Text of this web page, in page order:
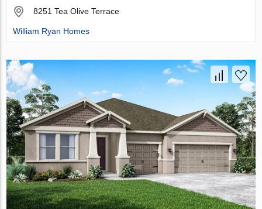
8251 Tea Olive Terrace
William Ryan Homes